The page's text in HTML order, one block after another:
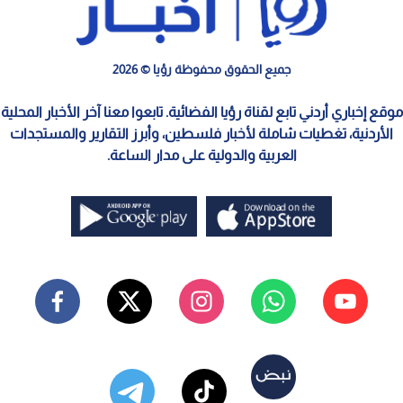
جميع الحقوق محفوظة رؤيا © 2026
موقع إخباري أردني تابع لقناة رؤيا الفضائية. تابعوا معنا آخر الأخبار المحلية
الأردنية، تغطيات شاملة لأخبار فلسطين، وأبرز التقارير والمستجدات
العربية والدولية على مدار الساعة.